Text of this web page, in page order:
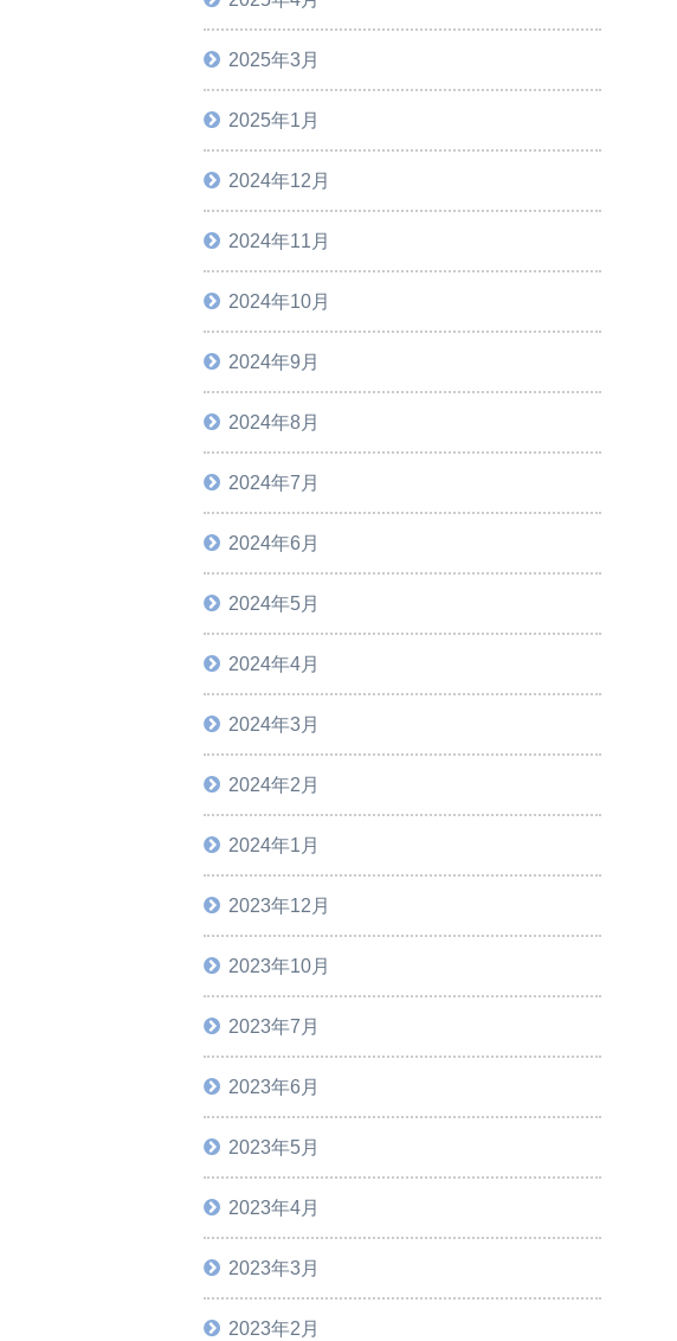
2025年3月
2025年1月
2024年12月
2024年11月
2024年10月
2024年9月
2024年8月
2024年7月
2024年6月
2024年5月
2024年4月
2024年3月
2024年2月
2024年1月
2023年12月
2023年10月
2023年7月
2023年6月
2023年5月
2023年4月
2023年3月
2023年2月